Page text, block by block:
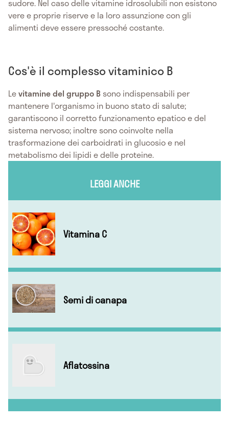
sudore. Nel caso delle vitamine idrosolubili non esistono
vere e proprie riserve e la loro assunzione con gli
alimenti deve essere pressoché costante.
Cos'è il complesso vitaminico B
Levitamine del gruppo B sono indispensabili per
mantenere l'organismo in buono stato di salute;
garantiscono il corretto funzionamento epatico e del
sistema nervoso; inoltre sono coinvolte nella
trasformazione dei carboidrati in glucosio e nel
metabolismo dei lipidi e delle proteine.
LEGGI ANCHE
Vitamina C
Semi di canapa
Aflatossina